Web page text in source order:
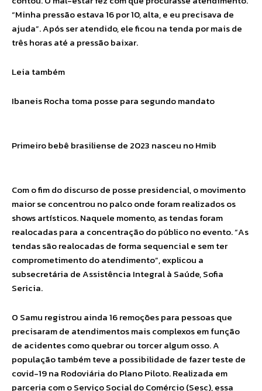
“Minha pressão estava 16 por 10, alta, e eu precisava de
ajuda”. Após ser atendido, ele ficou na tenda por mais de
três horas até a pressão baixar.
Leia também
Ibaneis Rocha toma posse para segundo mandato
Primeiro bebê brasiliense de 2023 nasceu no Hmib
Com o fim do discurso de posse presidencial, o movimento
maior se concentrou no palco onde foram realizados os
shows artísticos. Naquele momento, as tendas foram
realocadas para a concentração do público no evento. “As
tendas são realocadas de forma sequencial e sem ter
comprometimento do atendimento”, explicou a
subsecretária de Assistência Integral à Saúde, Sofia
Sericia.
O Samu registrou ainda 16 remoções para pessoas que
precisaram de atendimentos mais complexos em função
de acidentes como quebrar ou torcer algum osso. A
população também teve a possibilidade de fazer teste de
covid-19 na Rodoviária do Plano Piloto. Realizada em
parceria com o Serviço Social do Comércio (Sesc), essa